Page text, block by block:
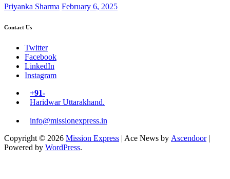
Priyanka Sharma February 6, 2025
Contact Us
Twitter
Facebook
LinkedIn
Instagram
+91-
Haridwar Uttarakhand.
info@missionexpress.in
Copyright © 2026 Mission Express | Ace News by Ascendoor|
Powered by WordPress.